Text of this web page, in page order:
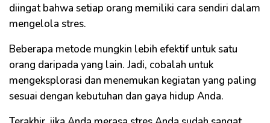
diingat bahwa setiap orang memiliki cara sendiri dalam
mengelola stres.
Beberapa metode mungkin lebih efektif untuk satu
orang daripada yang lain. Jadi, cobalah untuk
mengeksplorasi dan menemukan kegiatan yang paling
sesuai dengan kebutuhan dan gaya hidup Anda.